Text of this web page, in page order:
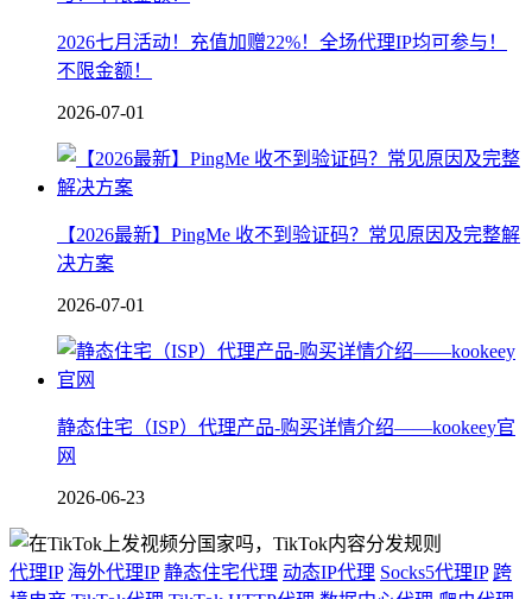
2026七月活动！充值加赠22%！全场代理IP均可参与！
不限金额！
2026-07-01
【2026最新】PingMe 收不到验证码？常见原因及完整解
决方案
2026-07-01
静态住宅（ISP）代理产品-购买详情介绍——kookeey官
网
2026-06-23
代理IP 海外代理IP 静态住宅代理 动态IP代理 Socks5代理IP 跨